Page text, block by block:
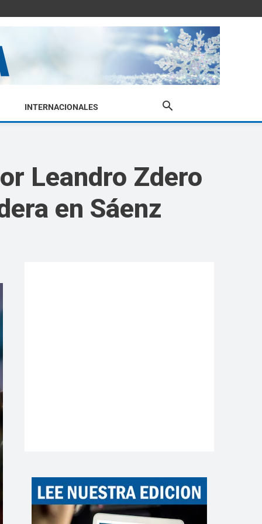
INTERNACIONALES
Leandro Zdero
en Sáenz